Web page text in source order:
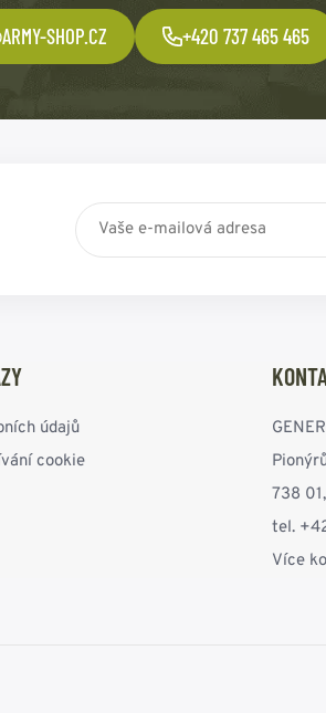
SHOP.CZ +420 737 465 465
údajů
cookie
738
tel.
Více